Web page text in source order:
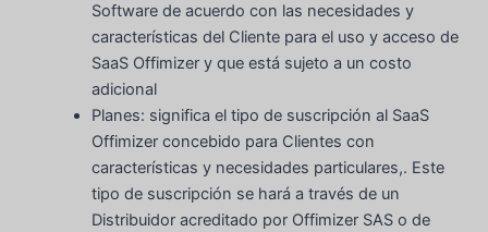
Software de acuerdo con las necesidades y
características del Cliente para el uso y acceso de
SaaS Offimizer y que está sujeto a un costo
adicional
Planes: significa el tipo de suscripción al SaaS
Offimizer concebido para Clientes con
características y necesidades particulares,. Este
tipo de suscripción se hará a través de un
Distribuidor acreditado por Offimizer SAS o de